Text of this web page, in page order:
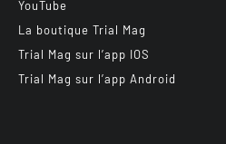
YouTube
La boutique Trial Mag
Trial Mag sur l’app IOS
Trial Mag sur l’app Android